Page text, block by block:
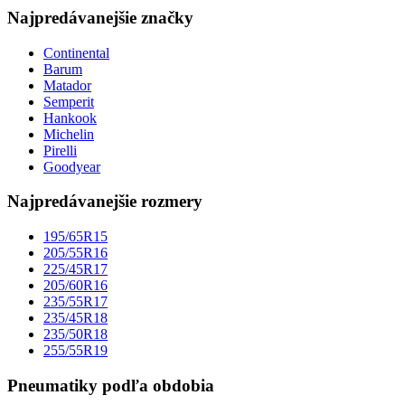
Najpredávanejšie značky
Continental
Barum
Matador
Semperit
Hankook
Michelin
Pirelli
Goodyear
Najpredávanejšie rozmery
195/65R15
205/55R16
225/45R17
205/60R16
235/55R17
235/45R18
235/50R18
255/55R19
Pneumatiky podľa obdobia